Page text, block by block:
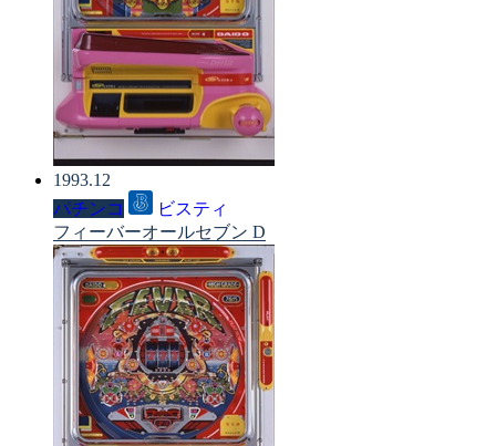
1993.12
パチンコ
ビスティ
フィーバーオールセブン D